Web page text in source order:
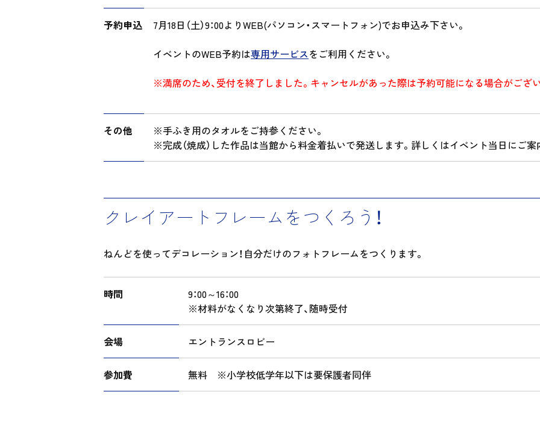
予約申込
7月18日（土）9：00よりWEB(パソコン・スマートフォン)でお申込み下さい。
イベントのWEB予約は専用サービスをご利用ください。
※満席のため、受付を終了しました。キャンセルがあった際は予約可能になる場合がございま
その他
※手ふき用のタオルをご持参ください。
※完成（焼成）した作品は当館から料金着払いで発送します。詳しくはイベント当日にご案
クレイアートフレームをつくろう！
ねんどを使ってデコレーション！自分だけのフォトフレームをつくります。
時間
9：00～16：00
※材料がなくなり次第終了、随時受付
会場 エントランスロビー
参加費 無料 ※小学校低学年以下は要保護者同伴